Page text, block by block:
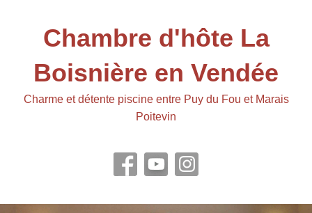
Chambre d'hôte La
Boisnière en Vendée
Charme et détente piscine entre Puy du Fou et Marais
Poitevin